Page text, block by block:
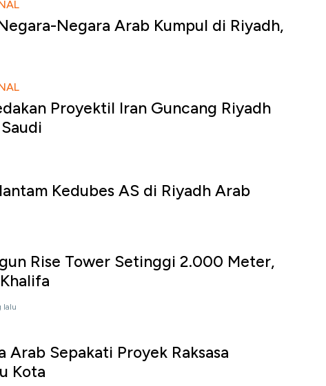
Negara Arab Kumpul di Riyadh,
Proyektil Iran Guncang Riyadh
Kedubes AS di Riyadh Arab
Rise Tower Setinggi 2.000 Meter,
lalu
Arab Sepakati Proyek Raksasa
Kota